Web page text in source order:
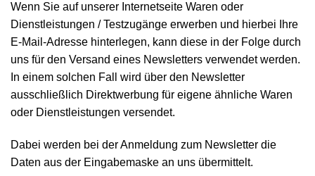
Wenn Sie auf unserer Internetseite Waren oder
Dienstleistungen / Testzugänge erwerben und hierbei Ihre
E-Mail-Adresse hinterlegen, kann diese in der Folge durch
uns für den Versand eines Newsletters verwendet werden.
In einem solchen Fall wird über den Newsletter
ausschließlich Direktwerbung für eigene ähnliche Waren
oder Dienstleistungen versendet.
Dabei werden bei der Anmeldung zum Newsletter die
Daten aus der Eingabemaske an uns übermittelt.